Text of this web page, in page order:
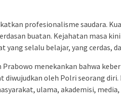
profesionalisme saudara.
buatan. Kejahatan masa
yang selalu belajar, yang cerdas,
menekankan bahwa
diwujudkan oleh Polri seorang diri.
ulama, akademisi,